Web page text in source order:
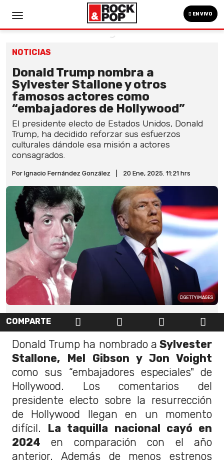
EN VIVO
NOTICIAS
Donald Trump nombra a
Sylvester Stallone y otros
famosos actores como
“embajadores de Hollywood”
El presidente electo de Estados Unidos, Donald
Trump, ha decidido reforzar sus esfuerzos
culturales dándole esa misión a actores
consagrados.
Por Ignacio Fernández González 20 Ene, 2025. 11:21 hrs
GETTYIMAGES
COMPARTE
Donald Trump ha nombrado a Sylvester
Stallone, Mel Gibson y Jon Voight
como sus “embajadores especiales" de
Hollywood. Los comentarios del
presidente electo sobre la resurrección
de Hollywood llegan en un momento
difícil. La taquilla nacional cayó en
2024 en comparación con el año
anterior. Además de menos estrenos